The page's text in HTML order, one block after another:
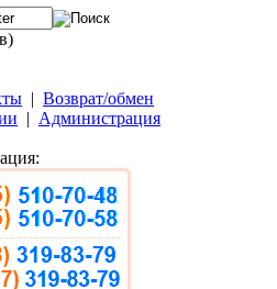
| Возврат/обмен
| Администрация